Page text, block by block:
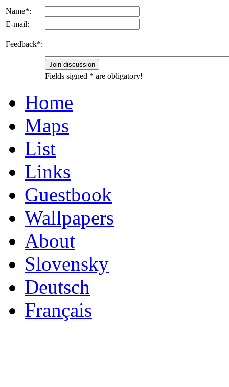
Name*:
E-mail:
Feedback*:
Fields signed * are obligatory!
Home
Maps
List
Links
Guestbook
Wallpapers
About
Slovensky
Deutsch
Français